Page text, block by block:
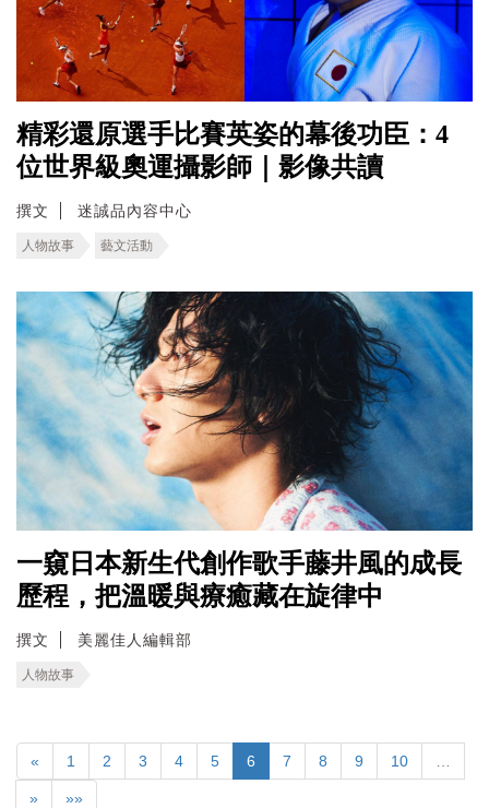
精彩還原選手比賽英姿的幕後功臣：4
位世界級奧運攝影師｜影像共讀
撰文 迷誠品內容中心
人物故事 藝文活動
一窺日本新生代創作歌手藤井風的成長
歷程，把溫暖與療癒藏在旋律中
撰文 美麗佳人編輯部
人物故事
« 1 2 3 4 5 6 7 8 9 10
» »»